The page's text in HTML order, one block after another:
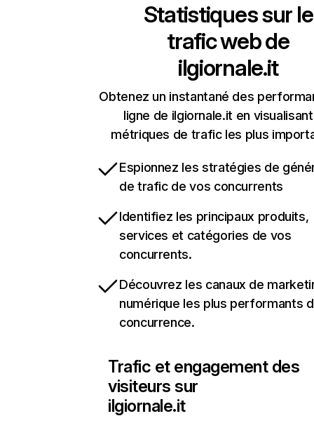
Statistiques sur le
trafic web de
ilgiornale.it
Obtenez un instantané des
ligne de ilgiornale.it en
métriques de trafic les plus
Espionnez les stratégies de
de trafic de vos concurrents
Identifiez les principaux produits,
services et catégories de vos
concurrents.
Découvrez les canaux de
numérique les plus performants
concurrence.
Trafic et engagement des
visiteurs sur
ilgiornale.it